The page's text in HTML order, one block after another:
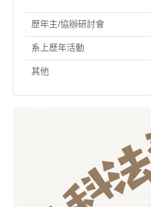
歷年主/協辦研討會
系上歷年活動
其他